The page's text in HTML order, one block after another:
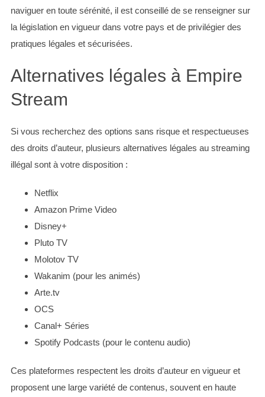
naviguer en toute sérénité, il est conseillé de se renseigner sur
la législation en vigueur dans votre pays et de privilégier des
pratiques légales et sécurisées.
Alternatives légales à Empire
Stream
Si vous recherchez des options sans risque et respectueuses
des droits d’auteur, plusieurs alternatives légales au streaming
illégal sont à votre disposition :
Netflix
Amazon Prime Video
Disney+
Pluto TV
Molotov TV
Wakanim (pour les animés)
Arte.tv
OCS
Canal+ Séries
Spotify Podcasts (pour le contenu audio)
Ces plateformes respectent les droits d’auteur en vigueur et
proposent une large variété de contenus, souvent en haute